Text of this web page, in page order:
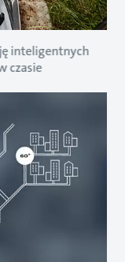
inteligentnych
czasie